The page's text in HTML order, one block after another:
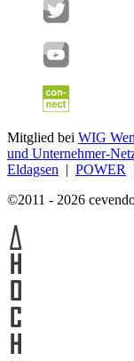
Mitglied bei WIG
und Unternehmer-
Eldagsen | POWER
©2011 - 2026